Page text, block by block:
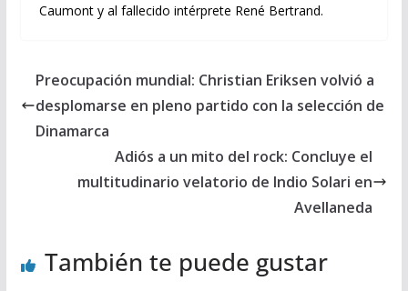
Caumont y al fallecido intérprete René Bertrand.
Preocupación mundial: Christian Eriksen volvió a
desplomarse en pleno partido con la selección de
Dinamarca
Adiós a un mito del rock: Concluye el
multitudinario velatorio de Indio Solari en
Avellaneda
También te puede gustar